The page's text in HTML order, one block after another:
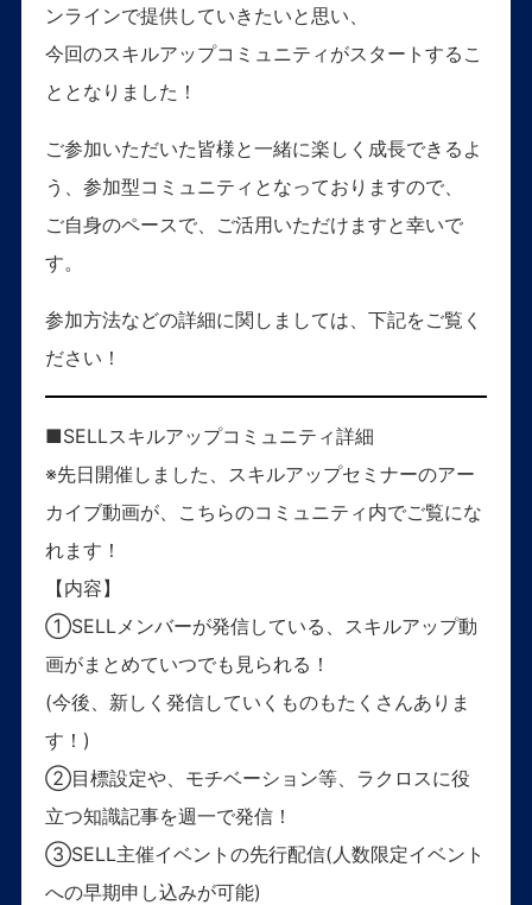
ンラインで提供していきたいと思い、
今回のスキルアップコミュニティがスタートするこ
ととなりました！
ご参加いただいた皆様と一緒に楽しく成長できるよ
う、参加型コミュニティとなっておりますので、
ご自身のペースで、ご活用いただけますと幸いで
す。
参加方法などの詳細に関しましては、下記をご覧く
ださい！
■SELLスキルアップコミュニティ詳細
※先日開催しました、スキルアップセミナーのアー
カイブ動画が、こちらのコミュニティ内でご覧にな
れます！
【内容】
①SELLメンバーが発信している、スキルアップ動
画がまとめていつでも見られる！
(今後、新しく発信していくものもたくさんありま
す！)
②目標設定や、モチベーション等、ラクロスに役
立つ知識記事を週一で発信！
③SELL主催イベントの先行配信(人数限定イベント
への早期申し込みが可能)